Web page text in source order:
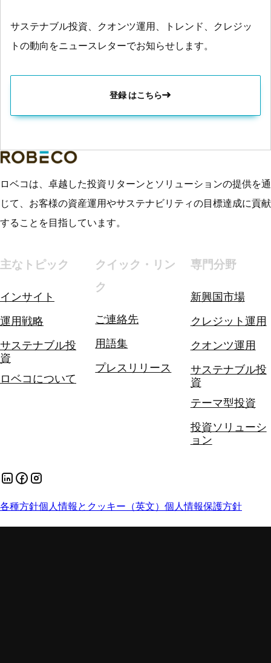
サステナブル投資、クオンツ運用、トレンド、クレジッ
トの動向をニュースレターでお知らせします。
登録 はこちら
ロベコは、卓越した投資リターンとソリューションの提供を通
じて、お客様の資産運用やサステナビリティの目標達成に貢献
することを目指しています。
主なトピック
インサイト
運用戦略
サステナブル投
資
ロベコについて
クイック・リン
ク
ご連絡先
用語集
プレスリリース
専門分野
新興国市場
クレジット運用
クオンツ運用
サステナブル投
資
テーマ型投資
投資ソリューシ
ョン
各種方針個人情報とクッキー（英文） 個人情報保護方針